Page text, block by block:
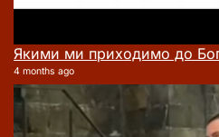
Якими ми приходимо до
4 months ago